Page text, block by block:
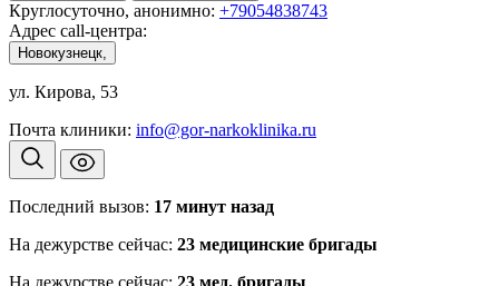
Круглосуточно, анонимно: +79054838743
Адрес call-центра:
Новокузнецк,
ул. Кирова, 53
Почта клиники: info@gor-narkoklinika.ru
Последний вызов: 17 минут назад
На дежурстве сейчас: 23 медицинские бригады
На дежурстве сейчас: 23 мед. бригады